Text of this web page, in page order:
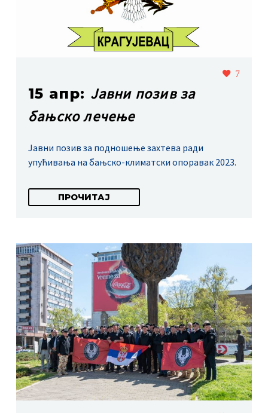
7
15 апр: Јавни позив за
бањско лечење
Јавни позив за подношење захтева ради
упућивања на бањско-климатски опоравак 2023.
ПРОЧИТАЈ